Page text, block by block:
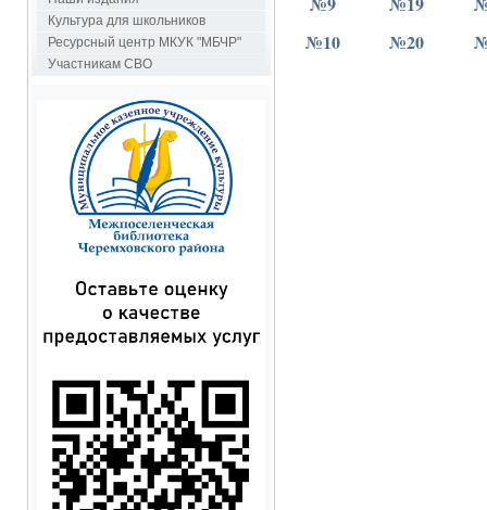
Культура для школьников
Ресурсный центр МКУК "МБЧР"
Участникам СВО
№10
№20